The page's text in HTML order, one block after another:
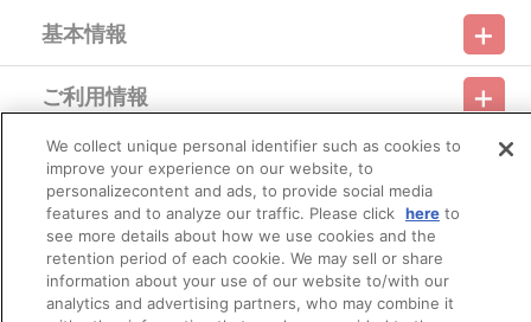
※本商品は準備数に限りがございます。準備数に達した場合、早
期にご注文の受付を終了させていただくことがございます。
※ご要望多数の場合、お届け時期を変更し、再度受注を行うこと
※「在庫がありません」表示後も、ご注文のキャンセルや支払い
期限切れが発生した際は販売を再開させていただく場合がございま
す。あらかじめご了承ください。
※仕様等は予告なく変更となる場合がございます。
※撮影環境やご利用のモニター環境により、実物と多少異なって
見える場合がございます。
※商品画像はイメージです。実際の仕様とは異なる場合がござい
ます。あらかじめご了承ください。
※すでにご注文しているかのご確認には、「マイページ」→「ご
注文履歴」にてご確認いただけます。
基本情報
利用規約 特定商取引法に基づく表示
プライバシーオプション 会社概要
ご利用情報
ご利用ガイド サイトマップ お問い合わせ 推奨環境
Do Not Sell or Share My Personal Information
会員メニュー
ログイン 会員規約 新規会員登録
その他のご案内
バンダイナムコフィルムワークス
We collect unique personal identifier such as cookies to
improve your experience on our website, to
personalizecontent and ads, to provide social media
features and to analyze our traffic. Please click hereto
see more details about how we use cookies and the
retention period of each cookie. We may sell or share
information about your use of our website to/with our
analytics and advertising partners, who may combine it